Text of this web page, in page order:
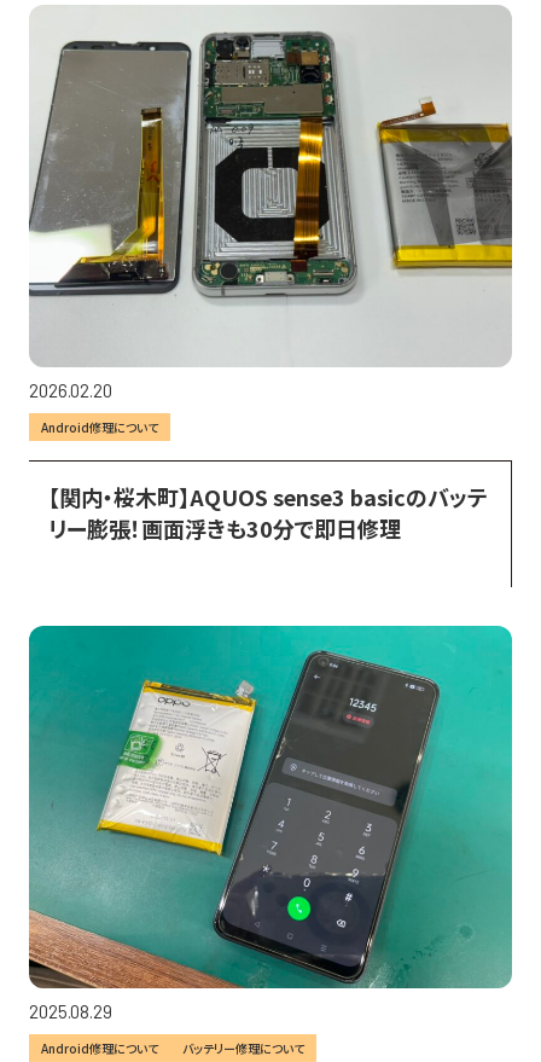
2026.02.20
Android修理について
【関内・桜木町】AQUOS sense3 basicのバッテ
リー膨張！画面浮きも30分で即日修理
2025.08.29
Android修理について バッテリー修理について